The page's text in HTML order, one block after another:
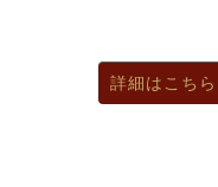
詳細はこちら